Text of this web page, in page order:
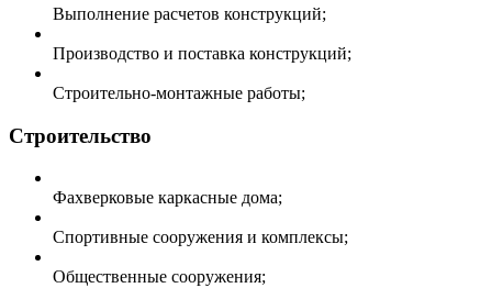
Выполнение расчетов конструкций;
Производство и поставка конструкций;
Строительно-монтажные работы;
Строительство
Фахверковые каркасные дома;
Спортивные сооружения и комплексы;
Общественные сооружения;